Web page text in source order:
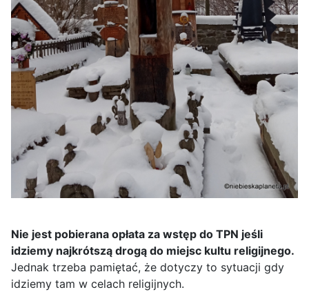
Nie jest pobierana opłata za wstęp do TPN jeśli
idziemy najkrótszą drogą do miejsc kultu religijnego.
Jednak trzeba pamiętać, że dotyczy to sytuacji gdy
idziemy tam w celach religijnych.